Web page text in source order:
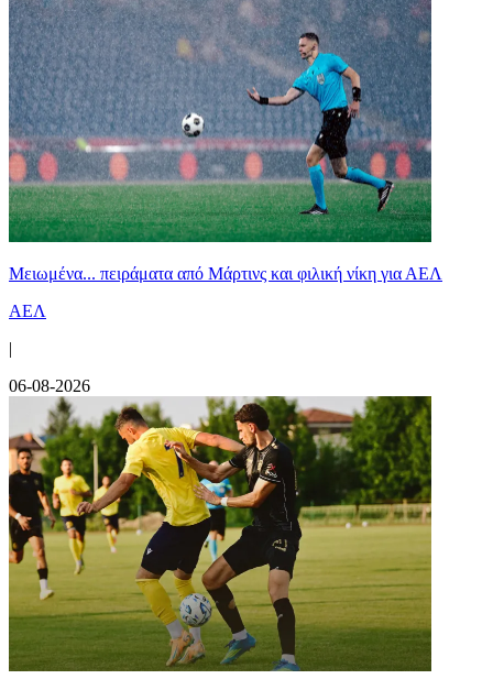
Μειωμένα... πειράματα από Μάρτινς και φιλική νίκη για ΑΕΛ
ΑΕΛ
|
06-08-2026